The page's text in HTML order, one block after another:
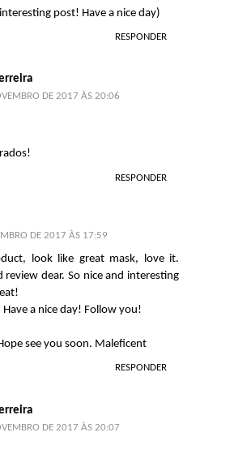
post! Have a nice day)
RESPONDER
DE 2017 ÀS 20:06
RESPONDER
DE 2017 ÀS 17:59
look like great mask, love it.
dear. So nice and interesting
Have a nice day! Follow you!
see you soon. Maleficent
RESPONDER
DE 2017 ÀS 20:07